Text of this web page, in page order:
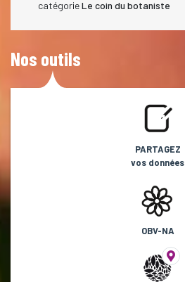
catégorieLe coin du botaniste
Nos outils
PARTAGEZ
vos données
OBV-NA